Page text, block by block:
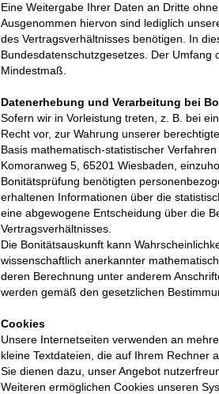
Eine Weitergabe Ihrer Daten an Dritte
Ausgenommen hiervon sind lediglich
des Vertragsverhältnisses benötigen. In
Bundesdatenschutzgesetzes. Der
Mindestmaß.
Datenerhebung und Verarbeitung bei
Sofern wir in Vorleistung treten, z. B. bei
Recht vor, zur Wahrung unserer
Basis mathematisch-statistischer
Komoranweg 5, 65201 Wiesbaden ,
Bonitätsprüfung benötigten
erhaltenen Informationen über die
eine abgewogene Entscheidung über die
Vertragsverhältnisses.
Die Bonitätsauskunft kann
wissenschaftlich anerkannter
deren Berechnung unter anderem
werden gemäß den gesetzlichen
Cookies
Unsere Internetseiten verwenden an
kleine Textdateien, die auf Ihrem Rechner
Sie dienen dazu, unser Angebot
Weiteren ermöglichen Cookies unseren